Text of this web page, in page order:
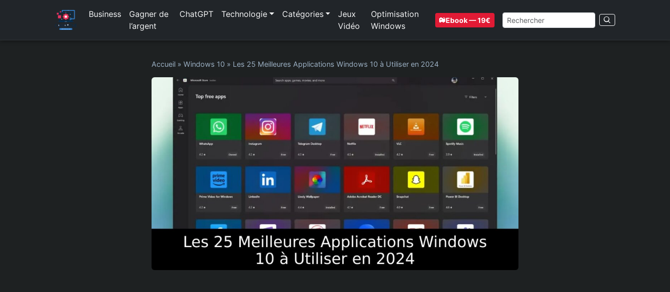
Business
Gagner de
l’argent
ChatGPT Technologie Catégories
Jeux
Vidéo
Optimisation
Windows
Ebook — 19€
Accueil » Windows 10 » Les 25 Meilleures Applications Windows 10 à Utiliser en 2024